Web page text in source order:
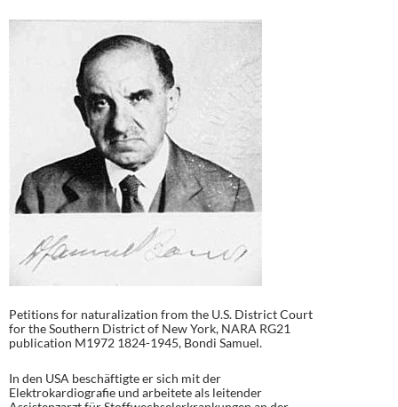
Petitions for naturalization from the U.S. District Court
for the Southern District of New York, NARA RG21
publication M1972 1824-1945, Bondi Samuel.
In den USA beschäftigte er sich mit der
Elektrokardiografie und arbeitete als leitender